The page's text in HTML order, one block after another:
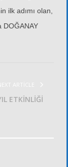
ilk adımı olan,
DOĞANAY
ARTICLE
ETKİNLİĞİ